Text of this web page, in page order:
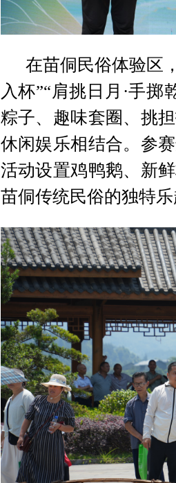
在苗侗民俗体验区
入杯”“肩挑日月·手
粽子、趣味套圈、挑
休闲娱乐相结合。参
活动设置鸡鸭鹅、新
苗侗传统民俗的独特